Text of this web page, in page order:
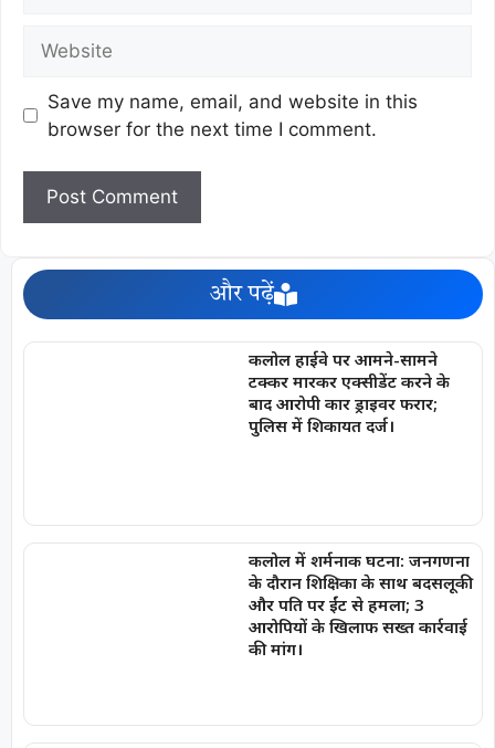
Save my name, email, and website in this
browser for the next time I comment.
और पढ़ें
कलोल हाईवे पर आमने-सामने
टक्कर मारकर एक्सीडेंट करने के
बाद आरोपी कार ड्राइवर फरार;
पुलिस में शिकायत दर्ज।
कलोल में शर्मनाक घटना: जनगणना
के दौरान शिक्षिका के साथ बदसलूकी
और पति पर ईंट से हमला; 3
आरोपियों के खिलाफ सख्त कार्रवाई
की मांग।